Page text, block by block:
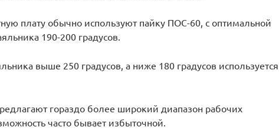
плату обычно используют пайку ПОС-60, с оптимальной
190-200 градусов.
выше 250 градусов, а ниже 180 градусов используется
гораздо более широкий диапазон рабочих
часто бывает избыточной.